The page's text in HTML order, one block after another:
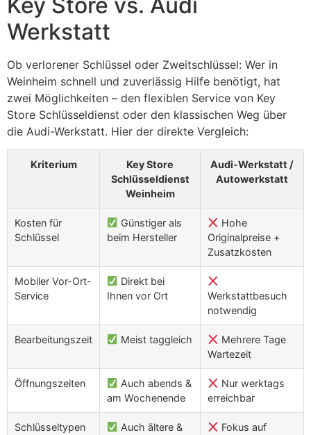
Werkstatt
Ob verlorener Schlüssel oder Zweitschlüssel: Wer in
Weinheim schnell und zuverlässig Hilfe benötigt, hat
zwei Möglichkeiten – den flexiblen Service von Key
Store Schlüsseldienst oder den klassischen Weg über
die Audi-Werkstatt. Hier der direkte Vergleich:
Kriterium
Key Store
Schlüsseldienst
Weinheim
Audi-Werkstatt /
Autowerkstatt
Kosten für
Schlüssel
Günstiger als
beim Hersteller
Hohe
Originalpreise +
Zusatzkosten
Mobiler Vor-Ort-
Service
Direkt bei
Ihnen vor Ort
Werkstattbesuch
notwendig
Bearbeitungszeit Meist taggleich
Mehrere Tage
Wartezeit
Öffnungszeiten
Auch abends &
am Wochenende
Nur werktags
erreichbar
Schlüsseltypen
Auch ältere &
Fokus auf